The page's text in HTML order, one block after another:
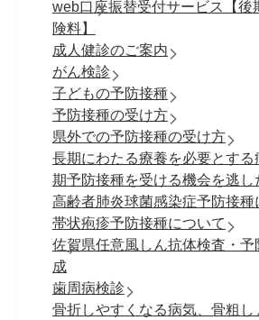
web口座振替受付サービス【後
険料】
成人健診のご案内
がん検診
子どもの予防接種
予防接種の受け方
県外での予防接種の受け方
長期にわたる療養を必要とする
期予防接種を受ける機会を逃し
高齢者肺炎球菌感染症予防接種
帯状疱疹予防接種について
佐賀県任意風しん抗体検査・予
成
歯周病検診
骨折しやすくなる病気、骨粗し